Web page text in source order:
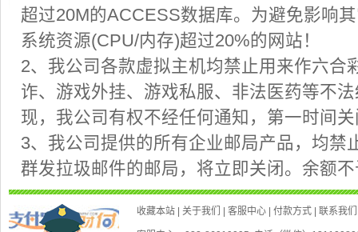
2、我公司各款虚拟主机均禁止用来作六合
现，我公司有权不经任何通知，第一时间
3、我公司提供的所有企业邮局产品，均禁